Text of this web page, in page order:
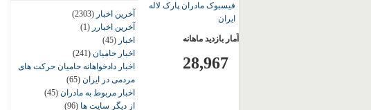
آخرین اخبار (2303)
آخرین اخبارر (1)
اخبار (45)
اخبار حامیان (241)
اخبار دادخواهانه حامیان حرکت های
مردمی در ایران (65)
اخبار مربوط به مادران (45)
از دیگر سایت ها (96)
فیسبوک مادران پارک لاله
ایران
آمار بازدید ماهانه
28,967